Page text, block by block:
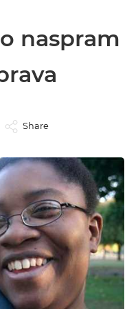
naspram
Share